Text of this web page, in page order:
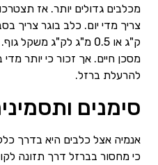
מכלבים גדולים יותר. אז
ק"ג או 0.5 מ"ג לק"ג
מסכן חיים. אך זכור כי יותר
להרעלת ברזל.
סימנים
אנמיה אצל כלבים היא בדרך
כי מחסור בברזל דרך תזונה